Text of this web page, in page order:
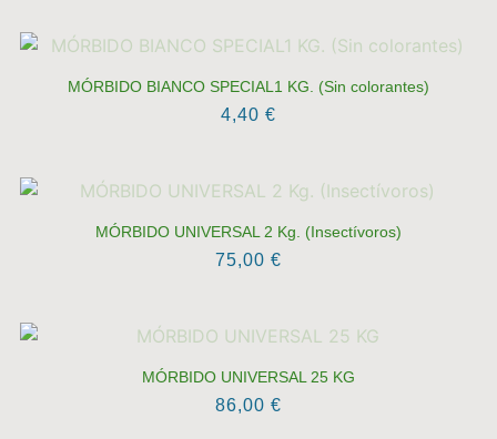
MÓRBIDO BIANCO SPECIAL1 KG. (Sin colorantes)
4,40 €
MÓRBIDO UNIVERSAL 2 Kg. (Insectívoros)
75,00 €
MÓRBIDO UNIVERSAL 25 KG
86,00 €